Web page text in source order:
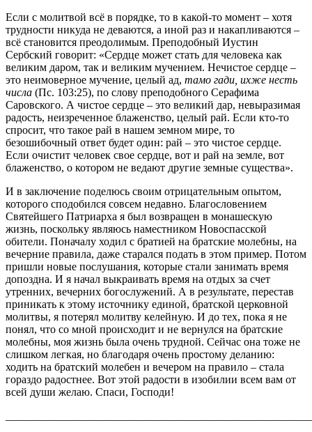
Если с молитвой всё в порядке, то в какой-то момент – хотя
трудности никуда не деваются, а иной раз и накапливаются –
всё становится преодолимым. Преподобный Иустин
Сербский говорит: «Сердце может стать для человека как
великим даром, так и великим мучением. Нечистое сердце –
это неимоверное мучение, целый ад, тамо гади, ихже несть
числа (Пс. 103:25), по слову преподобного Серафима
Саровского. А чистое сердце – это великий дар, невыразимая
радость, неизреченное блаженство, целый рай. Если кто-то
спросит, что такое рай в нашем земном мире, то
безошибочный ответ будет один: рай – это чистое сердце.
Если очистит человек свое сердце, вот и рай на земле, вот
блаженство, о котором не ведают другие земные существа».
И в заключение поделюсь своим отрицательным опытом,
которого сподобился совсем недавно. Благословением
Святейшего Патриарха я был возвращен в монашескую
жизнь, поскольку являюсь наместником Новоспасской
обители. Поначалу ходил с братией на братские молебны, на
вечерние правила, даже старался подать в этом пример. Потом
пришли новые послушания, которые стали занимать время
допоздна. И я начал выкраивать время на отдых за счет
утренних, вечерних богослужений. А в результате, перестав
приникать к этому источнику единой, братской церковной
молитвы, я потерял молитву келейную. И до тех, пока я не
понял, что со мной происходит и не вернулся на братские
молебны, моя жизнь была очень трудной. Сейчас она тоже не
слишком легкая, но благодаря очень простому деланию:
ходить на братский молебен и вечером на правило – стала
гораздо радостнее. Вот этой радости в изобилии всем вам от
всей души желаю. Спаси, Господи!